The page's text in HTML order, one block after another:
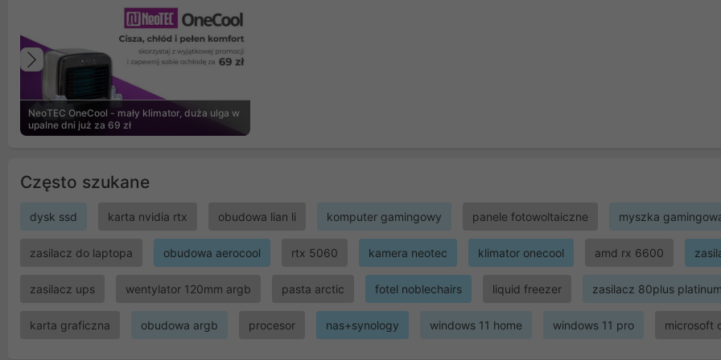
NeoTEC OneCool - mały klimator, duża ulga w
upalne dni już za 69 zł
Poprzedni
Często szukane
dysk ssd karta nvidia rtx obudowa lian li komputer gamingowy panele fotowoltaiczne myszka
zasilacz do laptopa obudowa aerocool rtx 5060 kamera neotec klimator onecool amd rx 6600
zasilacz ups wentylator 120mm argb pasta arctic fotel noblechairs liquid freezer zasilacz 80plus platinum
karta graficzna obudowa argb procesor nas+synology windows 11 home windows 11 pro microsoft